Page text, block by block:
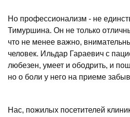
Но профессионализм - не
Тимуршина. Он не только
что не менее важно,
человек. Ильдар Гараевич с
любезен, умеет и ободрить, и
но о боли у него на приеме
Нас, пожилых посетителей